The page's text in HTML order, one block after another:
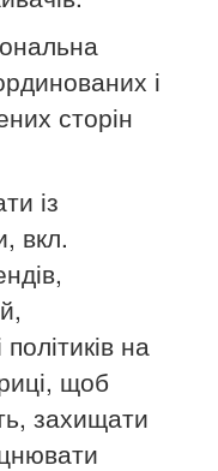
і
сторін
із
вкл.
на
щоб
захищати